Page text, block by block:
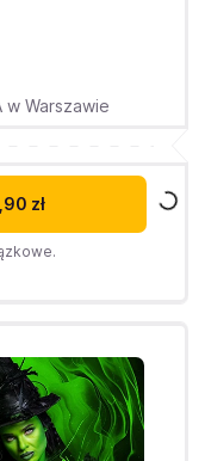
w Warszawie
zł